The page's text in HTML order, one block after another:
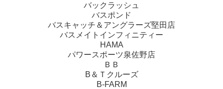
バックラッシュ
バスポンド
バスキャッチ＆アングラーズ堅田店
バスメイトインフィニティー
HAMA
パワースポーツ泉佐野店
ＢＢ
B＆Ｔクルーズ
B-FARM